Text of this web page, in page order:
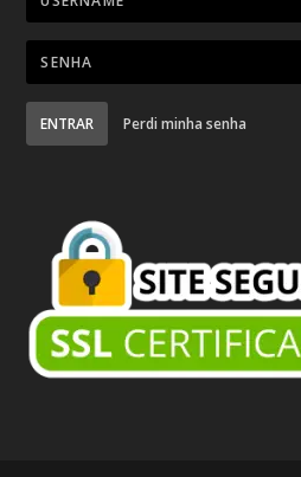
ENTRAR Perdi minha senha